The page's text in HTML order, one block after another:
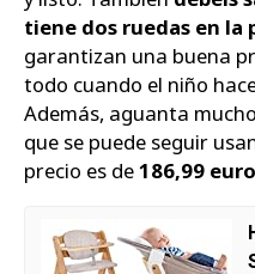
tiene dos ruedas en la
garantizan una buena
todo cuando el niño
Además, aguanta
que se puede seguir
precio es de186,99